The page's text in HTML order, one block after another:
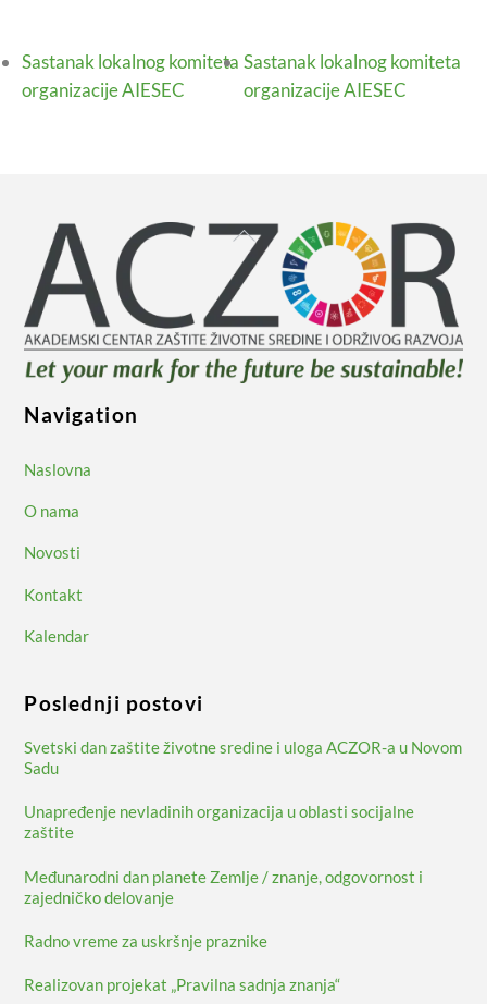
Sastanak lokalnog komiteta
organizacije AIESEC
Sastanak lokalnog komiteta
organizacije AIESEC
Back
To
Top
Navigation
Naslovna
O nama
Novosti
Kontakt
Kalendar
Poslednji postovi
Svetski dan zaštite životne sredine i uloga ACZOR-a u Novom
Sadu
Unapređenje nevladinih organizacija u oblasti socijalne
zaštite
Međunarodni dan planete Zemlje / znanje, odgovornost i
zajedničko delovanje
Radno vreme za uskršnje praznike
Realizovan projekat „Pravilna sadnja znanja“